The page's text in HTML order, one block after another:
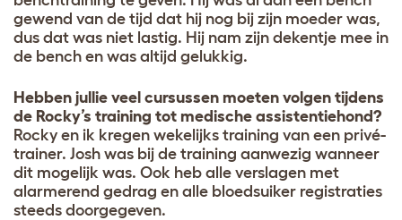
gewend van de tijd dat hij nog bij zijn moeder was,
dus dat was niet lastig. Hij nam zijn dekentje mee in
de bench en was altijd gelukkig.
Hebben jullie veel cursussen moeten volgen tijdens
de Rocky’s training tot medische assistentiehond?
Rocky en ik kregen wekelijks training van een privé-
trainer. Josh was bij de training aanwezig wanneer
dit mogelijk was. Ook heb alle verslagen met
alarmerend gedrag en alle bloedsuiker registraties
steeds doorgegeven.